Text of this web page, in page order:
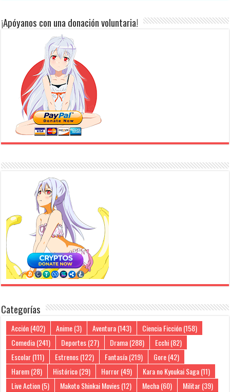
¡Apóyanos con una donación voluntaria!
Categorías
Acción(402) Anime(3) Aventura(143) Ciencia Ficción(158)
Comedia(241) Deportes(27) Drama(288) Ecchi(82)
Escolar(111) Estrenos(122) Fantasía(219) Gore(42)
Harem(28) Histórico(29) Horror(49) Kara no Kyoukai Saga(11)
Live Action(5) Makoto Shinkai Movies(12) Mecha(60) Militar(39)